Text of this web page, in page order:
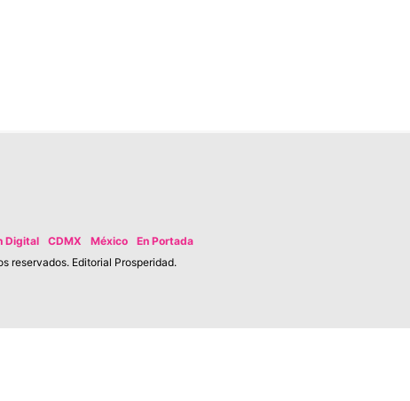
Digital CDMX México
En Portada
reservados. Editorial Prosperidad.